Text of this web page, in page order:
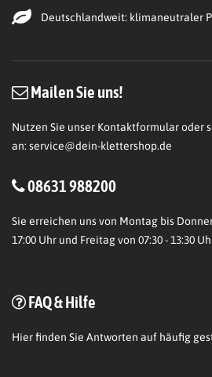
Deutschlandweit: klimaneutraler
Mailen Sie uns!
Nutzen Sie unser Kontaktformular oder
an: service@dein-klettershop.de
08631 988200
Sie erreichen uns von Montag bis
17:00 Uhr und Freitag von 07:30 - 13:30
FAQ & Hilfe
Hierfinden Sie Antworten auf häufig